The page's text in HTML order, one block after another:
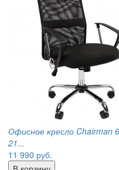
Офисное кресло Chairman
21...
11 990 руб.